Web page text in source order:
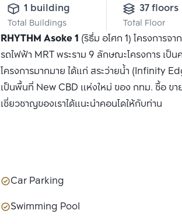
1 building
Total Buildings
37 floors
Total Floor
RHYTHM Asoke 1 (ริธึ่ม อโศก 1) โครงการจ
รถไฟฟ้า MRT พระราม 9 ลักษณะโครงการ เป็
โครงการมากมาย ได้แก่ สระว่ายน้ำ (Infinity
เป็นพื้นที่ New CBD แห่งใหม่ ของ กทม. ซื้อ ข
เชี่ยวชาญของเราได้แนะนำคอนโดให้กับท่าน
Car Parking
Swimming Pool